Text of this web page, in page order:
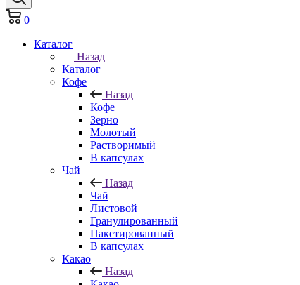
0
Каталог
Назад
Каталог
Кофе
Назад
Кофе
Зерно
Молотый
Растворимый
В капсулах
Чай
Назад
Чай
Листовой
Гранулированный
Пакетированный
В капсулах
Какао
Назад